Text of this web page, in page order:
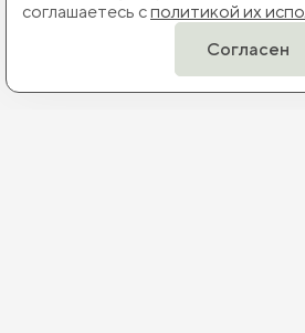
соглашаетесь сполитикой их
Согласен